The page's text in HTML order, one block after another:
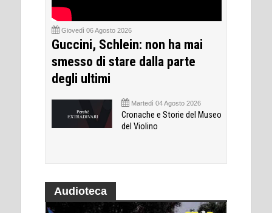
Giovedì 06 Agosto 2026
Guccini, Schlein: non ha mai
smesso di stare dalla parte
degli ultimi
Martedì 04 Agosto 2026
Cronache e Storie del Museo
del Violino
Audioteca